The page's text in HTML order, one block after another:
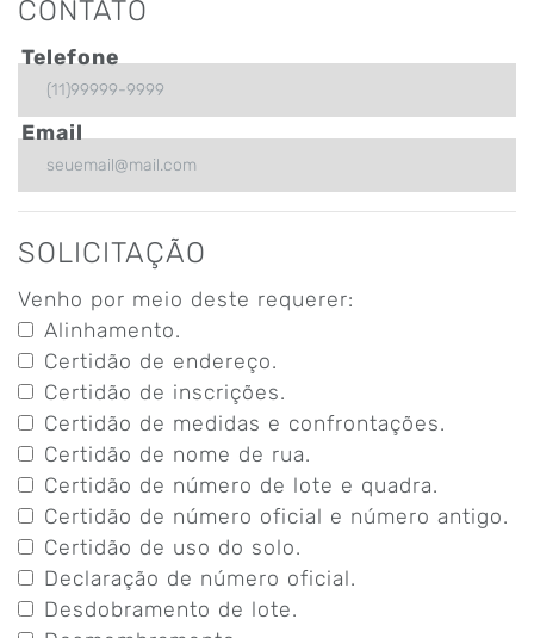
CONTATO
Telefone
Email
SOLICITAÇÃO
Venho por meio deste requerer:
Alinhamento.
Certidão de endereço.
Certidão de inscrições.
Certidão de medidas e confrontações.
Certidão de nome de rua.
Certidão de número de lote e quadra.
Certidão de número oficial e número antigo.
Certidão de uso do solo.
Declaração de número oficial.
Desdobramento de lote.